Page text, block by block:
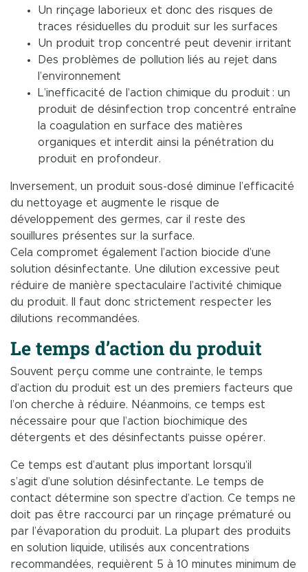
Un rinçage laborieux et donc des risques de
traces résiduelles du produit sur les surfaces
Un produit trop concentré peut devenir irritant
Des problèmes de pollution liés au rejet dans
l’environnement
L’inefficacité de l’action chimique du produit : un
produit de désinfection trop concentré entraîne
la coagulation en surface des matières
organiques et interdit ainsi la pénétration du
produit en profondeur.
Inversement, un produit sous-dosé diminue l’efficacité
du nettoyage et augmente le risque de
développement des germes, car il reste des
souillures présentes sur la surface.
Cela compromet également l’action biocide d’une
solution désinfectante. Une dilution excessive peut
réduire de manière spectaculaire l’activité chimique
du produit. Il faut donc strictement respecter les
dilutions recommandées.
Le temps d’action du produit
Souvent perçu comme une contrainte, le temps
d’action du produit est un des premiers facteurs que
l’on cherche à réduire. Néanmoins, ce temps est
nécessaire pour que l’action biochimique des
détergents et des désinfectants puisse opérer.
Ce temps est d’autant plus important lorsqu’il
s’agit d’une solution désinfectante. Le temps de
contact détermine son spectre d’action. Ce temps ne
doit pas être raccourci par un rinçage prématuré ou
par l’évaporation du produit. La plupart des produits
en solution liquide, utilisés aux concentrations
recommandées, requièrent 5 à 10 minutes minimum de